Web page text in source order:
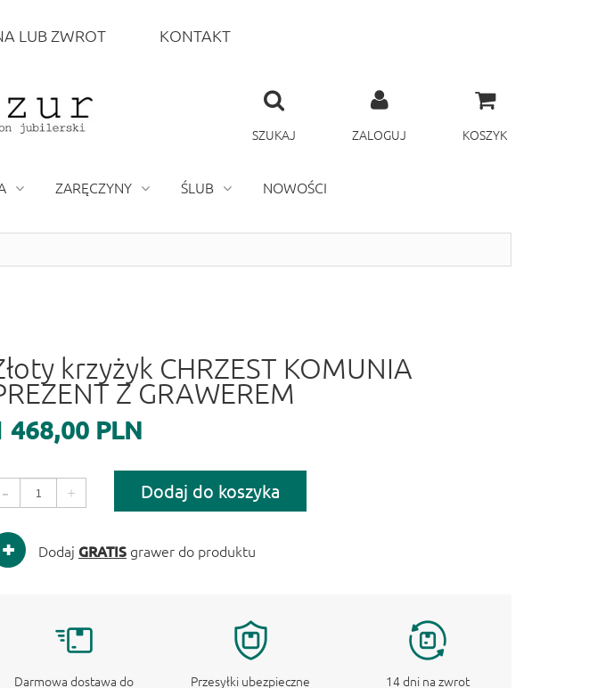
LUB ZWROT KONTAKT
SZUKAJ ZALOGUJ KOSZYK
ZARĘCZYNY ŚLUB NOWOŚCI
krzyżyk CHRZEST KOMUNIA
Z GRAWEREM
468,00 PLN
+
- Dodaj do koszyka
Dodaj GRATIS grawer do produktu
Darmowa dostawa do
Przesyłki ubezpieczne
14 dni na zwrot